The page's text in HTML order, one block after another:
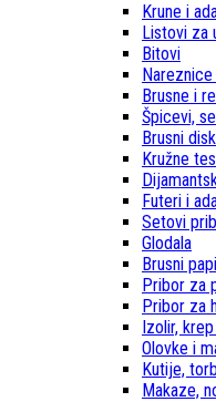
Krune i
Listovi za
Bitovi
Brusne i
Špicevi,
Brusni
Kružne
Futeri i
Setovi
Glodala
Brusni
Pribor za
Pribor za
Izolir,
Olovke i
Kutije,
Makaze,